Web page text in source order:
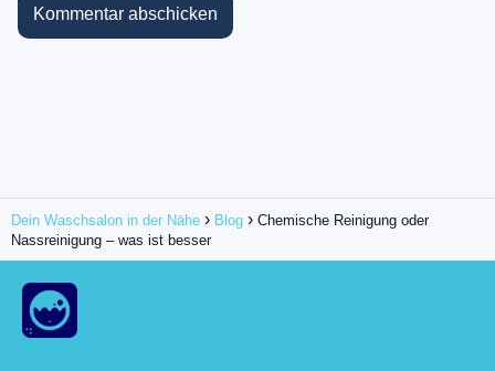
Dein Waschsalon in der Nähe Blog
Chemische Reinigung oder
Nassreinigung – was ist besser